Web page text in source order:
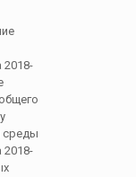
2018-
среды
2018-